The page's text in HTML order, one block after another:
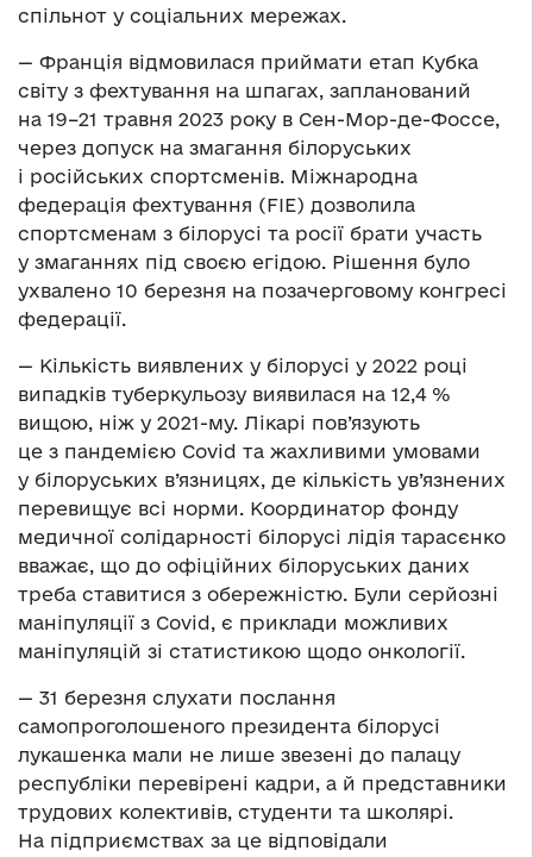
спільнот у соціальних мережах.
— Франція відмовилася приймати етап Кубка
світу з фехтування на шпагах, запланований
на 19–21 травня 2023 року в Сен-Мор-де-Фоссе,
через допуск на змагання білоруських
і російських спортсменів. Міжнародна
федерація фехтування (FIE) дозволила
спортсменам з білорусі та росії брати участь
у змаганнях під своєю егідою. Рішення було
ухвалено 10 березня на позачерговому конгресі
федерації.
— Кількість виявлених у білорусі у 2022 році
випадків туберкульозу виявилася на 12,4 %
вищою, ніж у 2021-му. Лікарі пов’язують
це з пандемією Covid та жахливими умовами
у білоруських в’язницях, де кількість ув’язнених
перевищує всі норми. Координатор фонду
медичної солідарності білорусі лідія тарасєнко
вважає, що до офіційних білоруських даних
треба ставитися з обережністю. Були серйозні
маніпуляції з Covid, є приклади можливих
маніпуляцій зі статистикою щодо онкології.
— 31 березня слухати послання
самопроголошеного президента білорусі
лукашенка мали не лише звезені до палацу
республіки перевірені кадри, а й представники
трудових колективів, студенти та школярі.
На підприємствах за це відповідали